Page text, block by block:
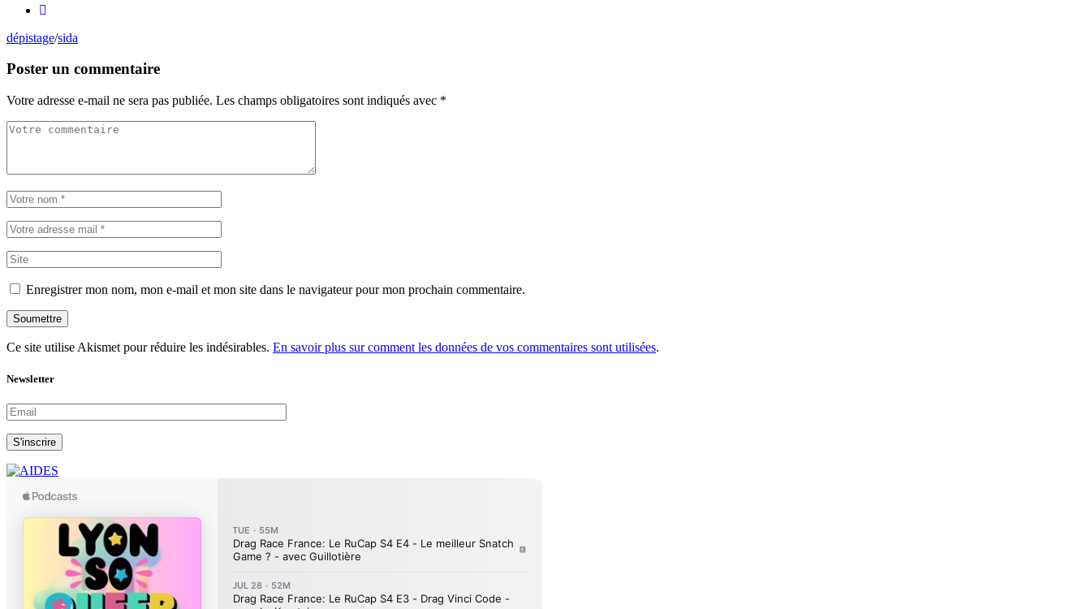
dépistage/sida
Poster un commentaire
Votre adresse e-mail ne sera pas publiée. Les champs obligatoires sont indiqués avec *
Enregistrer mon nom, mon e-mail et mon site dans le navigateur pour mon prochain commentaire.
Soumettre
Ce site utilise Akismet pour réduire les indésirables. En savoir plus sur comment les données de vos commentaires sont utilisées.
Newsletter
S'inscrire